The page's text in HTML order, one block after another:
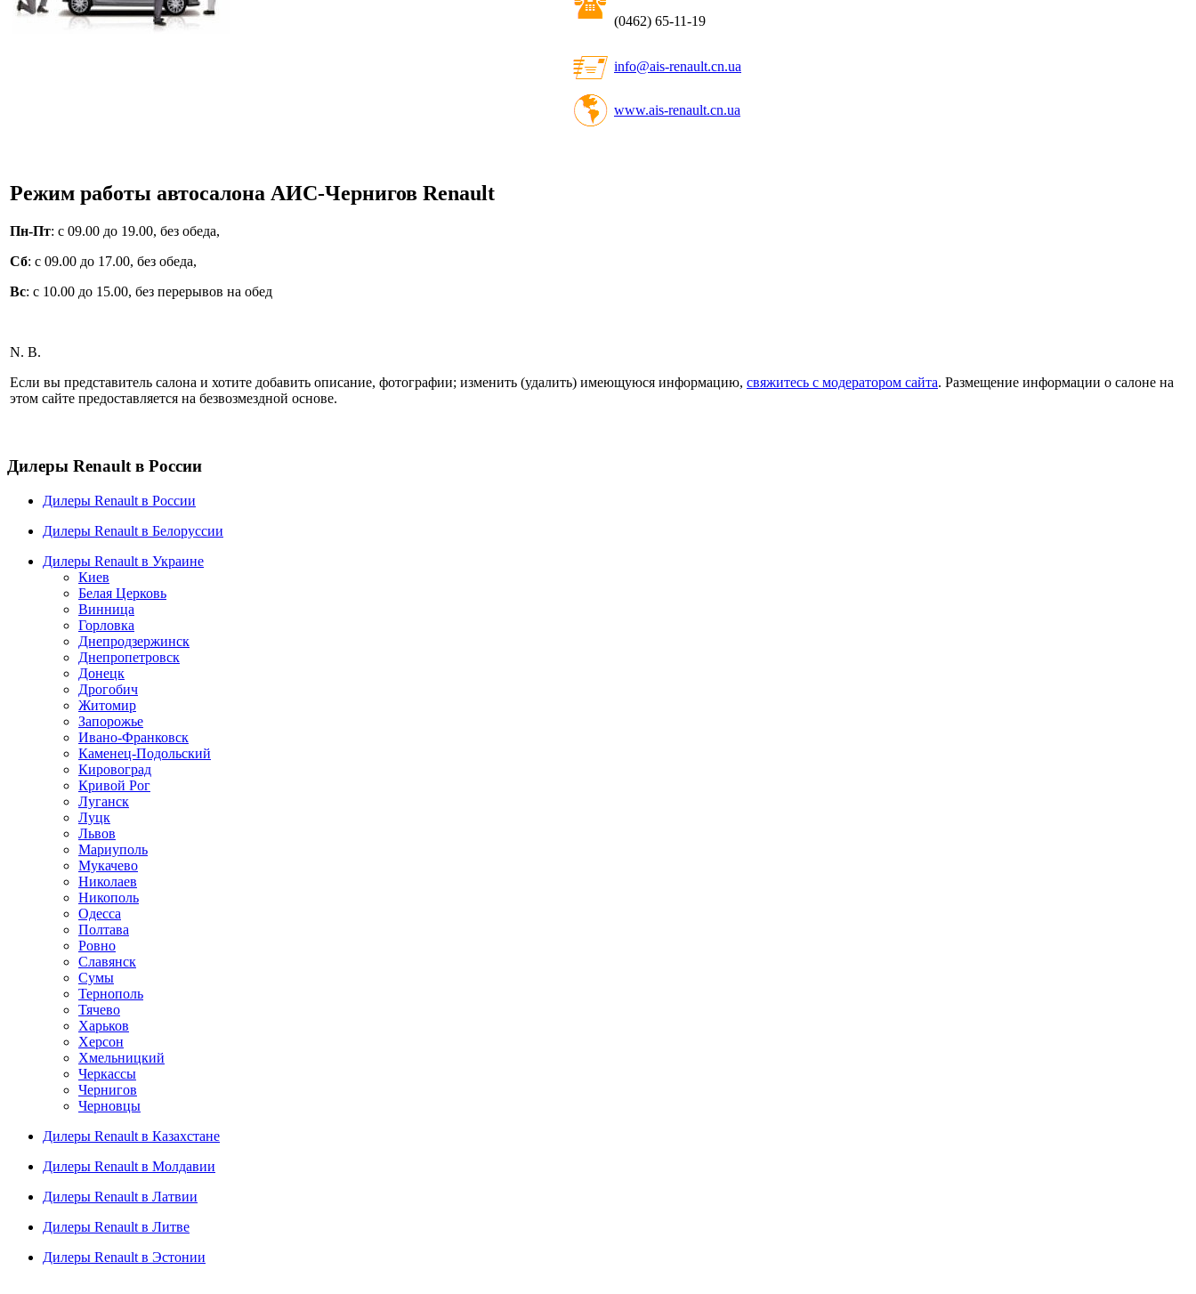
(0462) 65-11-19
info@ais-renault.cn.ua
www.ais-renault.cn.ua
Режим работы автосалона АИС-Чернигов Renault
Пн-Пт: с 09.00 до 19.00, без обеда,
Сб: с 09.00 до 17.00, без обеда,
Вс: с 10.00 до 15.00, без перерывов на обед
N. B.
Если вы представитель салона и хотите добавить описание, фотографии; изменить (удалить) имеющуюся информацию, свяжитесь с модератором сайта. Размещение информации о салоне на
этом сайте предоставляется на безвозмездной основе.
Дилеры Renault в России
Дилеры Renault в России
Дилеры Renault в Белоруссии
Дилеры Renault в Украине
Киев
Белая Церковь
Винница
Горловка
Днепродзержинск
Днепропетровск
Донецк
Дрогобич
Житомир
Запорожье
Ивано-Франковск
Каменец-Подольский
Кировоград
Кривой Рог
Луганск
Луцк
Львов
Мариуполь
Мукачево
Николаев
Никополь
Одесса
Полтава
Ровно
Славянск
Сумы
Тернополь
Тячево
Харьков
Херсон
Хмельницкий
Черкассы
Чернигов
Черновцы
Дилеры Renault в Казахстане
Дилеры Renault в Молдавии
Дилеры Renault в Латвии
Дилеры Renault в Литве
Дилеры Renault в Эстонии